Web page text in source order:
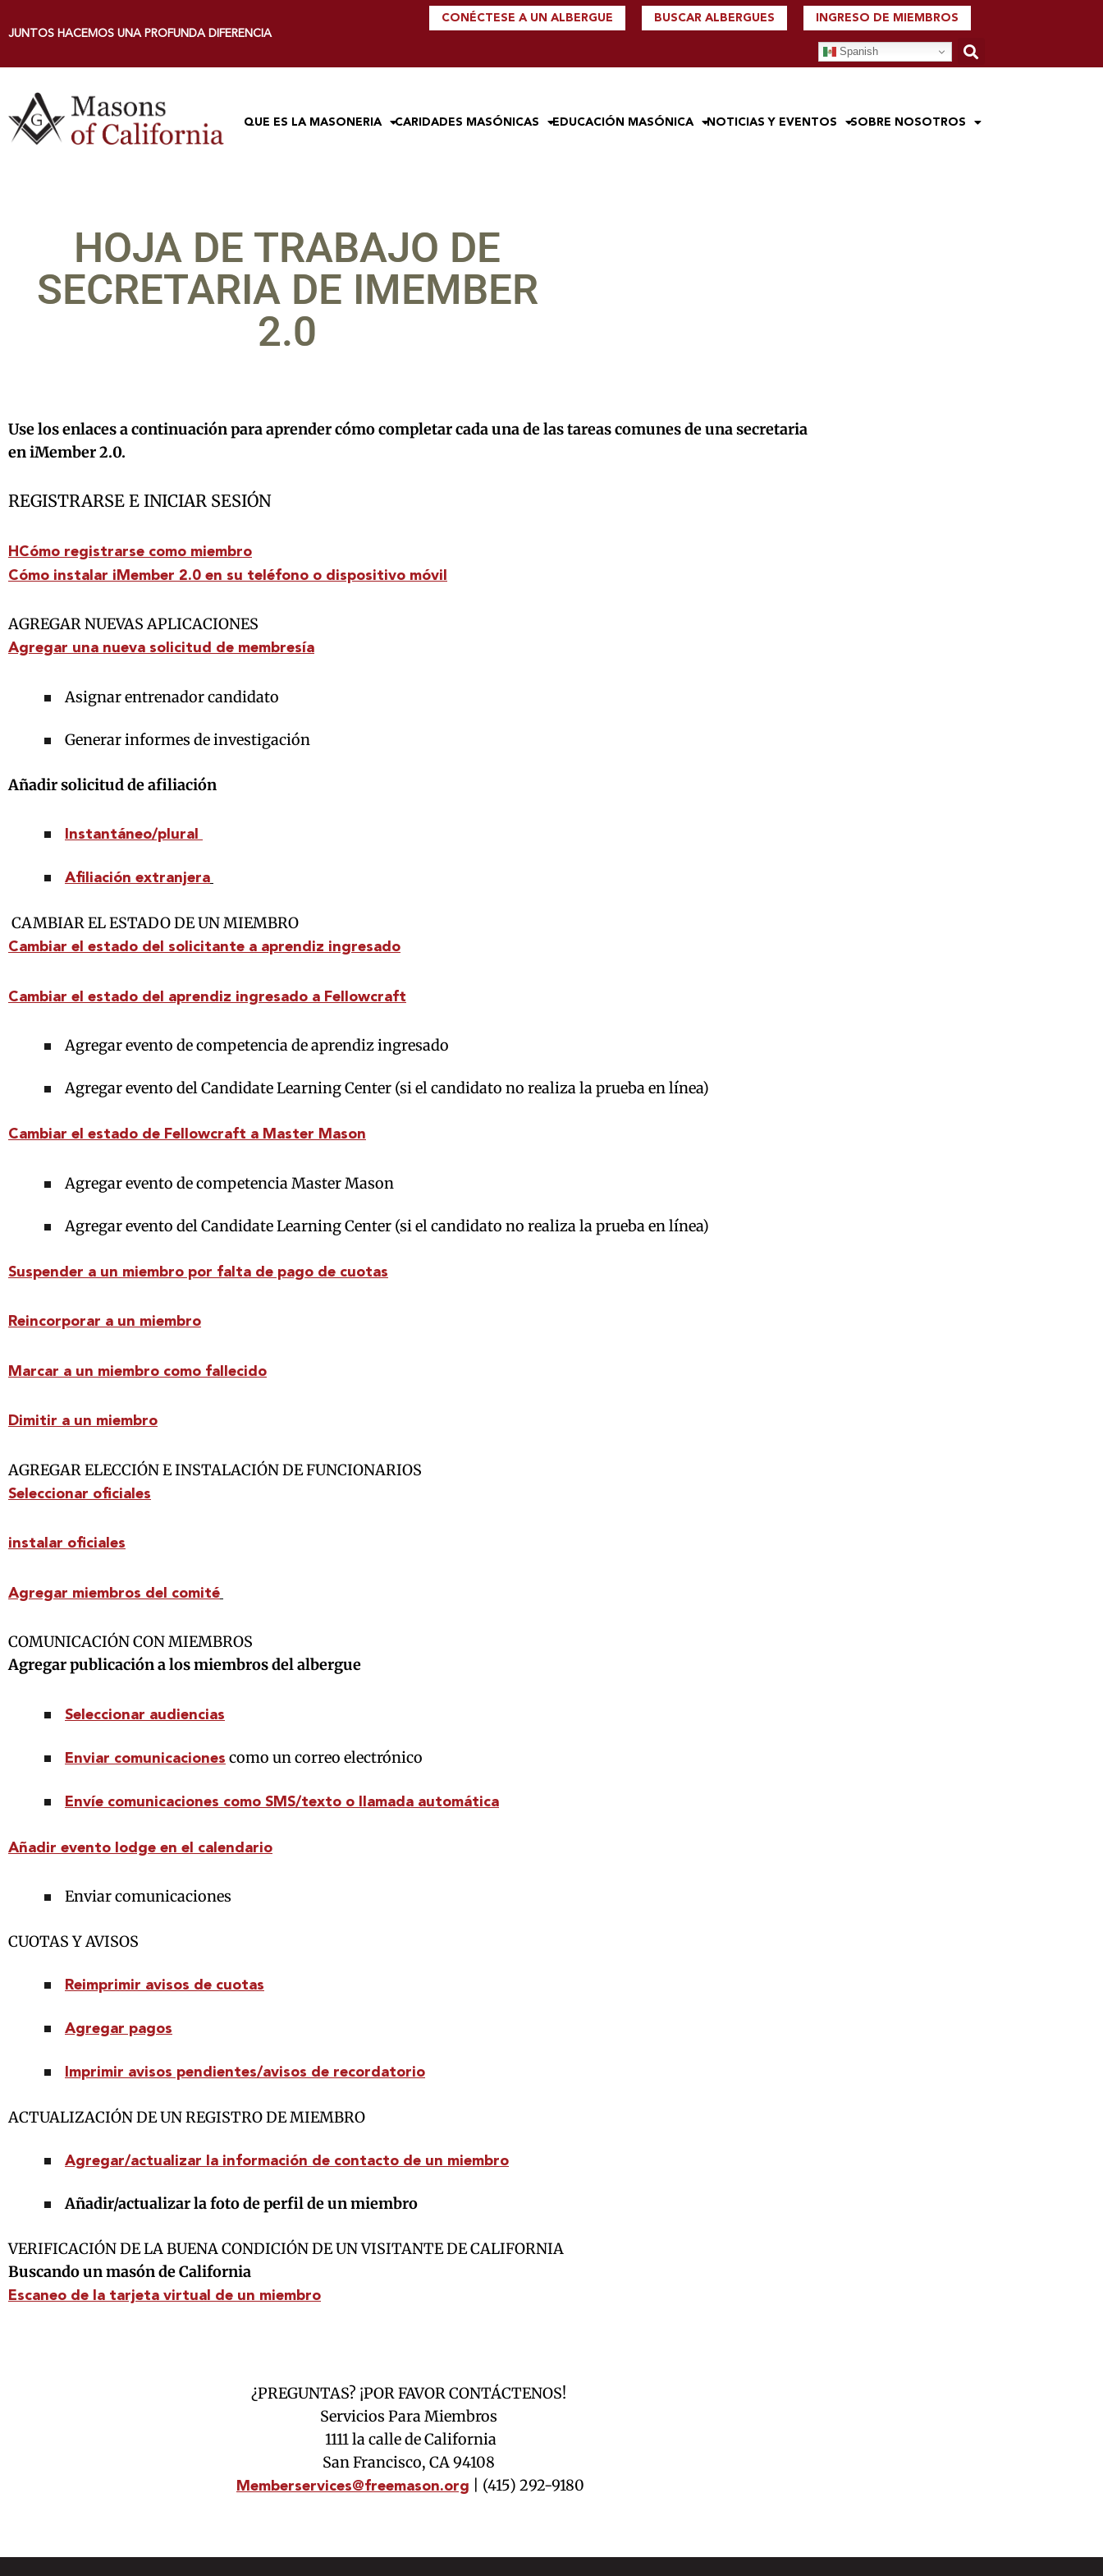
JUNTOS HACEMOS UNA PROFUNDA DIFERENCIA
CONÉCTESE A UN ALBERGUE BUSCAR ALBERGUES INGRESO DE MIEMBROS
Spanish
QUE ES LA MASONERIA CARIDADES MASÓNICAS EDUCACIÓN MASÓNICA NOTICIAS Y EVENTOS SOBRE NOSOTROS
HOJA DE TRABAJO DE
SECRETARIA DE IMEMBER
2.0
Use los enlaces a continuación para aprender cómo completar cada una de las tareas comunes de una secretaria
en iMember 2.0.
REGISTRARSE E INICIAR SESIÓN
H Cómo registrarse como miembro
Cómo instalar iMember 2.0 en su teléfono o dispositivo móvil
AGREGAR NUEVAS APLICACIONES
Agregar una nueva solicitud de membresía
Asignar entrenador candidato
Generar informes de investigación
Añadir solicitud de afiliación
Instantáneo/plural
Afiliación extranjera
CAMBIAR EL ESTADO DE UN MIEMBRO
Cambiar el estado del solicitante a aprendiz ingresado
Cambiar el estado del aprendiz ingresado a Fellowcraft
Agregar evento de competencia de aprendiz ingresado
Agregar evento del Candidate Learning Center (si el candidato no realiza la prueba en línea)
Cambiar el estado de Fellowcraft a Master Mason
Agregar evento de competencia Master Mason
Agregar evento del Candidate Learning Center (si el candidato no realiza la prueba en línea)
Suspender a un miembro por falta de pago de cuotas
Reincorporar a un miembro
Marcar a un miembro como fallecido
Dimitir a un miembro
AGREGAR ELECCIÓN E INSTALACIÓN DE FUNCIONARIOS
Seleccionar oficiales
instalar oficiales
Agregar miembros del comité
COMUNICACIÓN CON MIEMBROS
Agregar publicación a los miembros del albergue
Seleccionar audiencias
Enviar comunicaciones como un correo electrónico
Envíe comunicaciones como SMS/texto o llamada automática
Añadir evento lodge en el calendario
Enviar comunicaciones
CUOTAS Y AVISOS
Reimprimir avisos de cuotas
Agregar pagos
Imprimir avisos pendientes/avisos de recordatorio
ACTUALIZACIÓN DE UN REGISTRO DE MIEMBRO
Agregar/actualizar la información de contacto de un miembro
Añadir/actualizar la foto de perfil de un miembro
VERIFICACIÓN DE LA BUENA CONDICIÓN DE UN VISITANTE DE CALIFORNIA
Buscando un masón de California
Escaneo de la tarjeta virtual de un miembro
¿PREGUNTAS? ¡POR FAVOR CONTÁCTENOS!
Servicios Para Miembros
1111 la calle de California
San Francisco, CA 94108
Memberservices@freemason.org | (415) 292-9180